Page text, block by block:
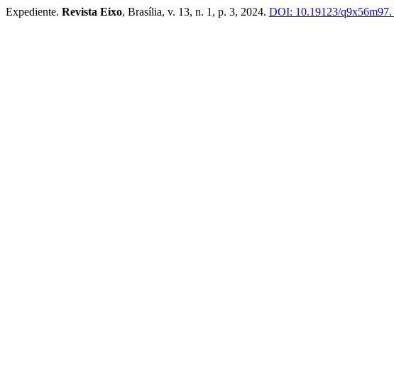
Expediente. Revista Eixo, Brasília, v. 13, n. 1, p. 3, 2024. DOI: 10.19123/q9x56m97.